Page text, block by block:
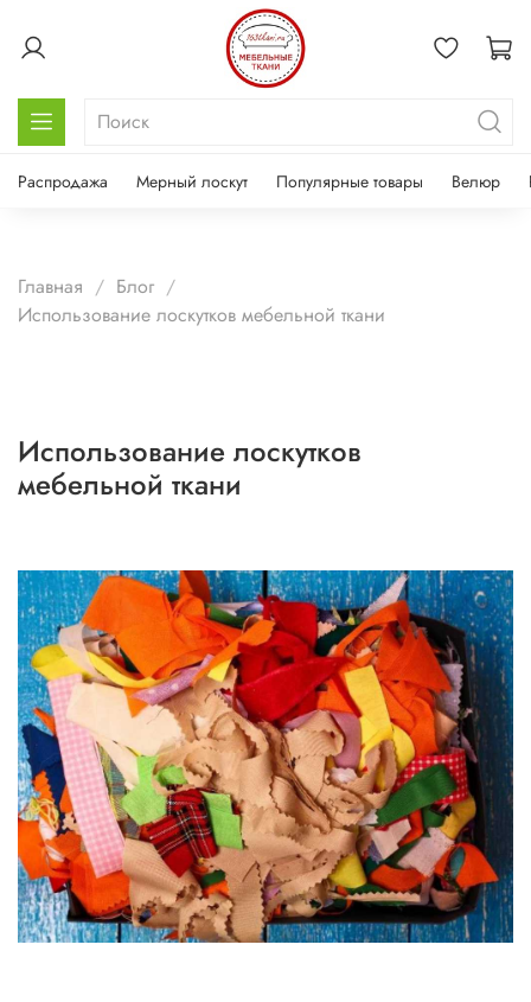
Распродажа Мерный лоскут Популярные товары Велюр
Главная
Блог
Использование лоскутков мебельной ткани
Использование лоскутков
мебельной ткани